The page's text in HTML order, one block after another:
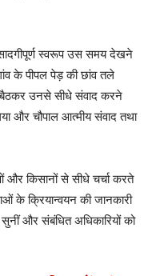
स्वरूप उस समय देखने
के पीपल पेड़ की छांव तले
बैठकर उनसे सीधे संवाद करने
और चौपाल आत्मीय संवाद तथा
और किसानों से सीधे चर्चा करते
के क्रियान्वयन की जानकारी
सुनीं और संबंधित अधिकारियों को